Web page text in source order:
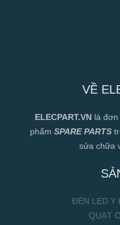
VỀ
ELECPART.VN là đơn
phẩm SPARE PARTS
sửa chữa
ĐÈN LED Y
QUẠT